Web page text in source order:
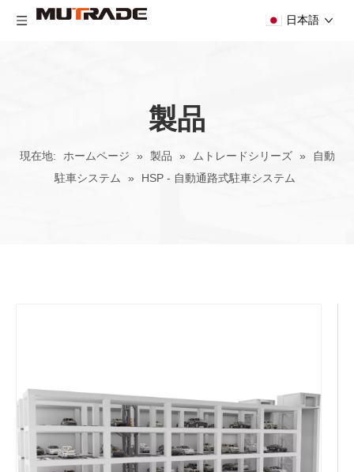
日本語
製品
現在地: ホームページ » 製品 » ムトレードシリーズ »
自動
駐車システム
» HSP - 自動通路式駐車システム